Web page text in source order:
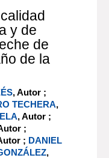
y de
de
de la
, Autor ;
TECHERA,
, Autor ;
;
; DANIEL
,